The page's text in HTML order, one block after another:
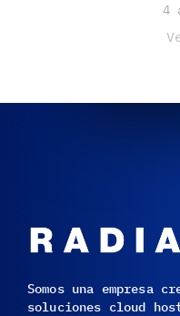
4
Somos una empresa
soluciones cloud